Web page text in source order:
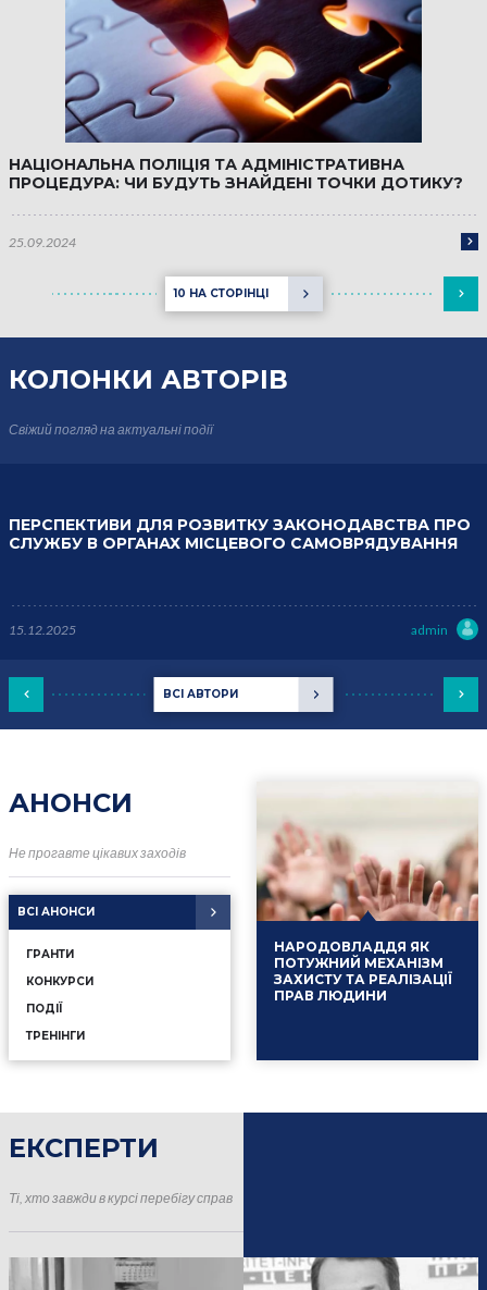
НАЦІОНАЛЬНА ПОЛІЦІЯ ТА АДМІНІСТРАТИВНА
ПРОЦЕДУРА: ЧИ БУДУТЬ ЗНАЙДЕНІ ТОЧКИ ДОТИКУ?
25.09.2024
10 НА СТОРІНЦІ
КОЛОНКИ АВТОРІВ
Свіжий погляд на актуальні події
ВСІ АВТОРИ
ПЕРСПЕКТИВИ ДЛЯ РОЗВИТКУ ЗАКОНОДАВСТВА ПРО
СЛУЖБУ В ОРГАНАХ МІСЦЕВОГО САМОВРЯДУВАННЯ
15.12.2025 admin
АНОНСИ
Не прогавте цікавих заходів
ВСІ АНОНСИ
ГРАНТИ
КОНКУРСИ
ПОДІЇ
ТРЕНІНГИ
НАРОДОВЛАДДЯ ЯК
ПОТУЖНИЙ МЕХАНІЗМ
ЗАХИСТУ ТА РЕАЛІЗАЦІЇ
ПРАВ ЛЮДИНИ
ЕКСПЕРТИ
Ті, хто завжди в курсі перебігу справ